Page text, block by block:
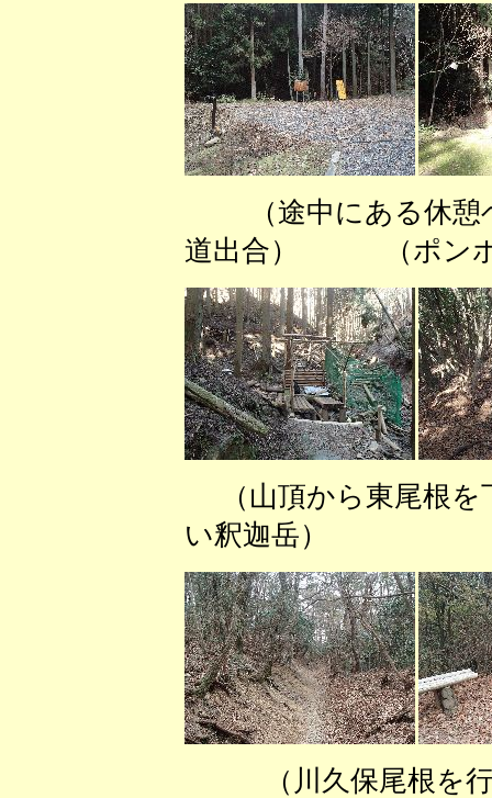
（途中にある休
道出合） （ポンポ
（山頂から東尾
い釈迦岳） （
（川久保尾